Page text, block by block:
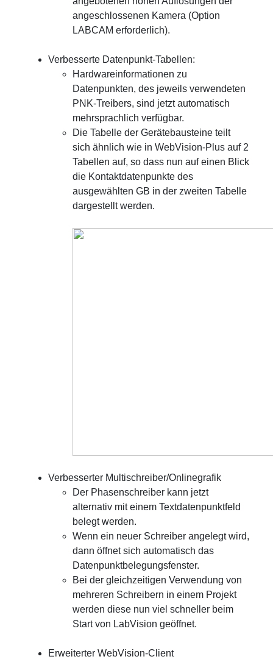
angeschlossenen Kamera (Option
LABCAM erforderlich).
Verbesserte Datenpunkt-Tabellen:
Hardwareinformationen zu
Datenpunkten, des jeweils verwendeten
PNK-Treibers, sind jetzt automatisch
mehrsprachlich verfügbar.
Die Tabelle der Gerätebausteine teilt
sich ähnlich wie in WebVision-Plus auf 2
Tabellen auf, so dass nun auf einen Blick
die Kontaktdatenpunkte des
ausgewählten GB in der zweiten Tabelle
dargestellt werden.
Verbesserter Multischreiber/Onlinegrafik
Der Phasenschreiber kann jetzt
alternativ mit einem Textdatenpunktfeld
belegt werden.
Wenn ein neuer Schreiber angelegt wird,
dann öffnet sich automatisch das
Datenpunktbelegungsfenster.
Bei der gleichzeitigen Verwendung von
mehreren Schreibern in einem Projekt
werden diese nun viel schneller beim
Start von LabVision geöffnet.
Erweiterter WebVision-Client